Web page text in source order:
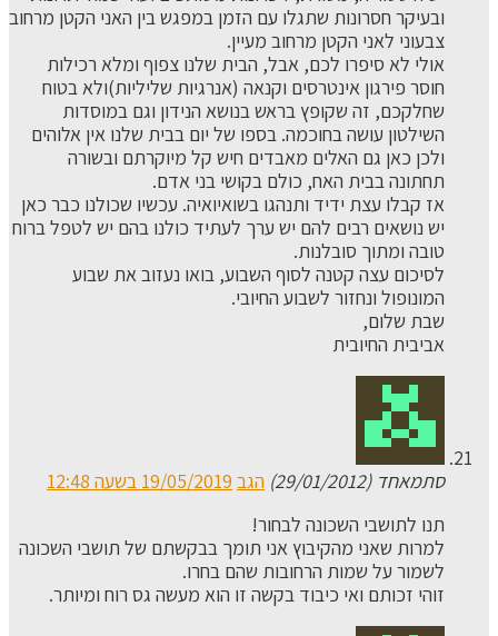
ובעיקר חסרונות שתגלו עם הזמן במפגש בין האני הקטן מרחוב
צבעוני לאני הקטן מרחוב מעיין.
אולי לא סיפרו לכם, אבל, הבית שלנו צפוף ומלא רכילות
חוסר פירגון אינטרסים וקנאה (אנרגיות שליליות)ולא בטוח
שחלקכם, זה שקופץ בראש בנושא הנידון וגם במוסדות
השילטון עושה בחוכמה. בספו של יום בבית שלנו אין אלוהים
ולכן כאן גם האלים מאבדים חיש קל מיוקרתם ובשורה
תחתונה בבית האח, כולם בקושי בני אדם.
אז קבלו עצת ידיד ותנהגו בשואיואיה. עכשיו שכולנו כבר כאן
יש נושאים רבים להם יש ערך לעתיד כולנו בהם יש לטפל ברוח
טובה ומתוך סובלנות.
לסיכום עצה קטנה לסוף השבוע, בואו נעזוב את שבוע
המונופול ונחזור לשבוע החיובי.
שבת שלום,
אביבית החיובית
סתמאחד (29/01/2012) הגב 19/05/2019 בשעה 12:48
תנו לתושבי השכונה לבחור!
למרות שאני מהקיבוץ אני תומך בבקשתם של תושבי השכונה
לשמור על שמות הרחובות שהם בחרו.
זוהי זכותם ואי כיבוד בקשה זו הוא מעשה גס רוח ומיותר.